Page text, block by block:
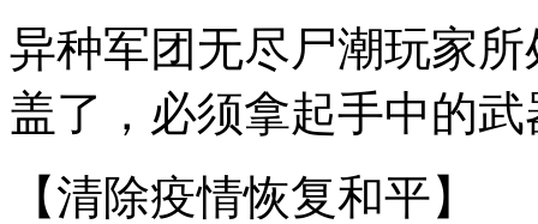
异种军团无尽尸潮玩家
盖了，必须拿起手中的
【清除疫情恢复和平】